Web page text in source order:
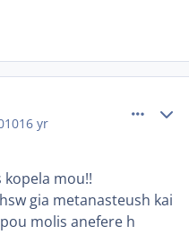
16 yr
mou!!
gia metanasteush kai
molis anefere h